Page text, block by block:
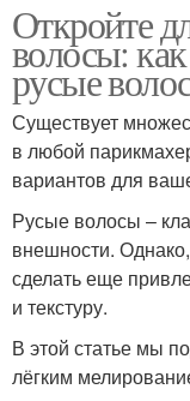
Откройте
волосы:
русые
Существует
в любой
вариантов для
Русые волосы –
внешности.
сделать еще
и текстуру.
В этой статье мы
лёгким